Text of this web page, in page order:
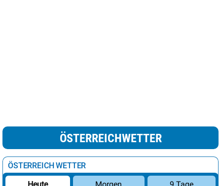
ÖSTERREICHWETTER
ÖSTERREICH WETTER